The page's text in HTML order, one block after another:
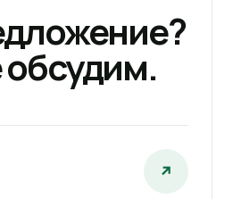
↗